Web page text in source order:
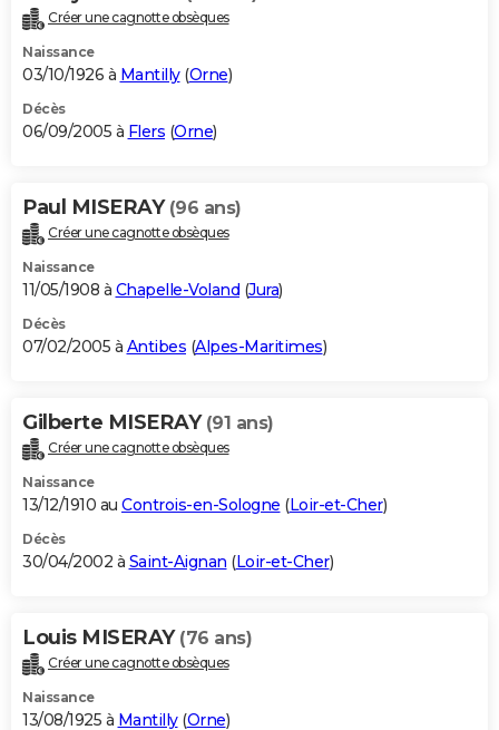
Créer une cagnotte obsèques
Naissance
03/10/1926 à Mantilly(Orne)
Décès
06/09/2005 à Flers (Orne)
Paul MISERAY (96 ans)
Créer une cagnotte obsèques
Naissance
11/05/1908 à Chapelle-Voland (Jura)
Décès
07/02/2005 à Antibes (Alpes-Maritimes)
Gilberte MISERAY (91 ans)
Créer une cagnotte obsèques
Naissance
13/12/1910 au Controis-en-Sologne (Loir-et-Cher)
Décès
30/04/2002 à Saint-Aignan (Loir-et-Cher)
Louis MISERAY (76 ans)
Créer une cagnotte obsèques
Naissance
13/08/1925 à Mantilly(Orne)